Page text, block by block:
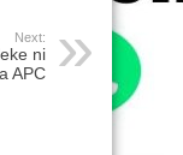
Next:
ni
APC